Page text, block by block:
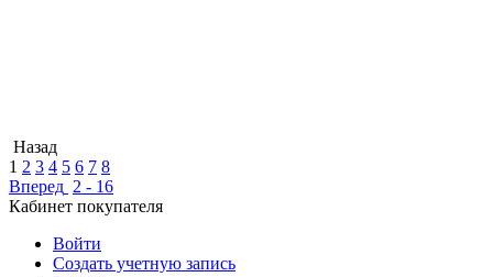
Назад
1 2 3 4 5 6 7 8
Вперед 2 - 16
Кабинет покупателя
Войти
Создать учетную запись